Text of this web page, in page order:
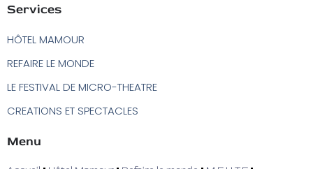
Services
HÔTEL MAMOUR
REFAIRE LE MONDE
LE FESTIVAL DE MICRO-THEATRE
CREATIONS ET SPECTACLES
Menu